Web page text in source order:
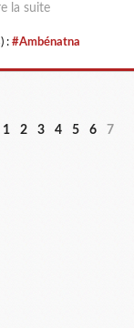
la suite
: #Ambénatna
1 2 3 4 5 6 7